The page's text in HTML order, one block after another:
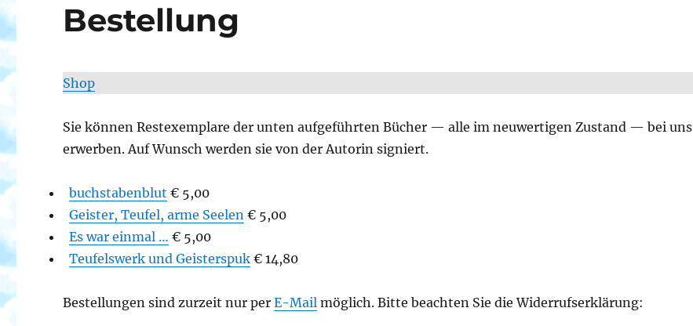
Bestellung
Shop
Sie können Restexemplare der unten aufgeführten Bücher — alle im neuwertigen Zustand — bei uns
erwerben. Auf Wunsch werden sie von der Autorin signiert.
buchstabenblut € 5,00
Geister, Teufel, arme Seelen € 5,00
Es war einmal … € 5,00
Teufelswerk und Geisterspuk € 14,80
Bestellungen sind zurzeit nur perE-Mail möglich. Bitte beachten Sie die Widerrufserklärung: